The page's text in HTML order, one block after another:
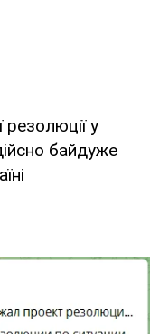
резолюції у
байдуже